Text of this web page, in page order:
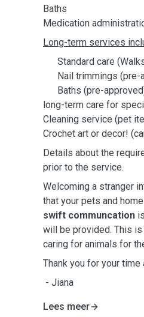
Baths
Medication
Long-term services
Standard care
Nail trimmings (pre-
Baths (pre-
long-term care for
Cleaning service (pet
Crochet art or decor!
Details about the
prior to the service.
Welcoming a stranger
that your pets and
swift communcation
will be provided. This
caring for animals for
Thank you for your
- Jiana
Lees meer